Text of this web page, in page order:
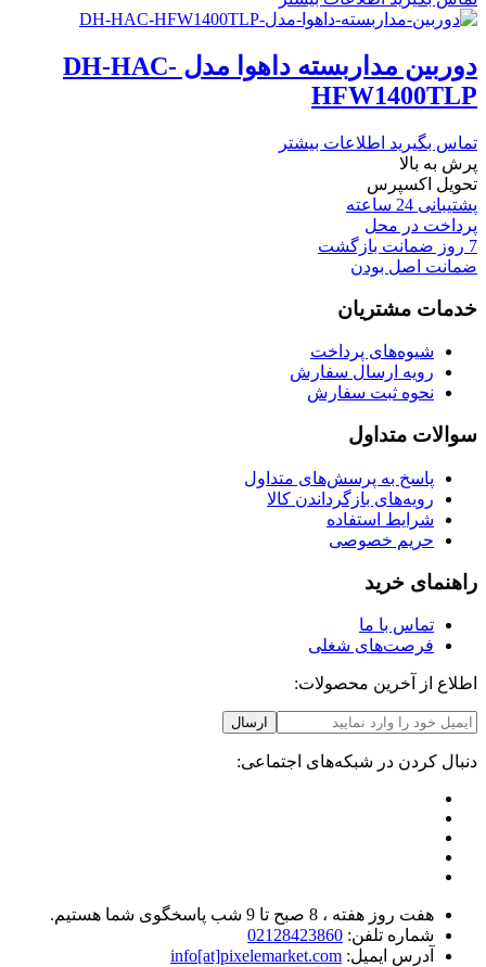
دوربین مداربسته داهوا مدل DH-HAC-
HFW1400TLP
تماس بگیرید اطلاعات بیشتر
پرش به بالا
تحویل اکسپرس
پشتیبانی 24 ساعته
پرداخت در محل
7 روز ضمانت بازگشت
ضمانت اصل بودن
خدمات مشتریان
شیوه‌های پرداخت
رویه ارسال سفارش
نحوه ثبت سفارش
سوالات متداول
پاسخ به پرسش‌های متداول
رویه‌های بازگرداندن کالا
شرایط استفاده
حریم خصوصی
راهنمای خرید
تماس با ما
فرصت‌های شغلی
اطلاع از آخرین محصولات:
ارسال
دنبال کردن در شبکه‌های اجتماعی:
هفت روز هفته ، 8 صبح تا 9 شب پاسخگوی شما هستیم.
شماره تلفن: 02128423860
آدرس ایمیل: info[at]pixelemarket.com